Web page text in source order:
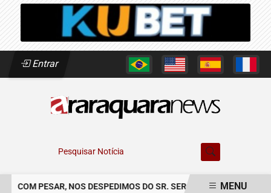
Entrar
Pesquisar Notícia
COM PESAR, NOS DESPEDIMOS DO SR. SERGIO CLAUDINEI SOLER
MENU